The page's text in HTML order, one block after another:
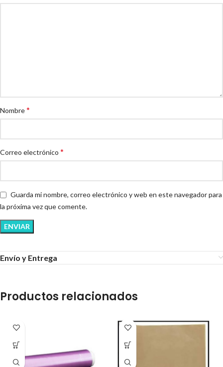
Nombre*
Correo electrónico *
Guarda mi nombre, correo electrónico y web en este navegador para
la próxima vez que comente.
Envío y Entrega
Productos relacionados